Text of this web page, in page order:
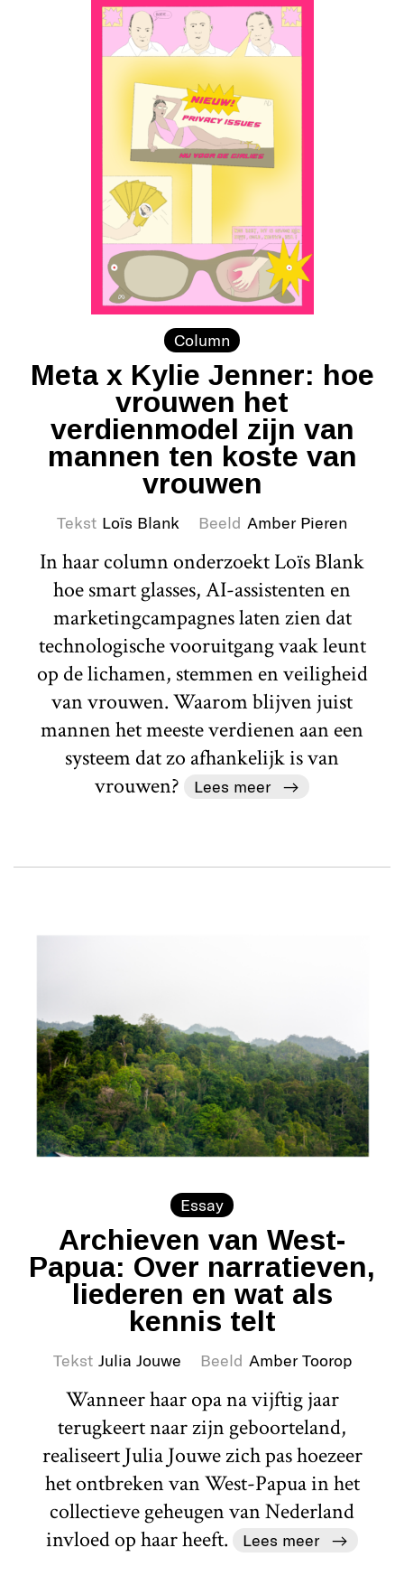
Column
Meta x Kylie Jenner: hoe
vrouwen het
verdienmodel zijn van
mannen ten koste van
vrouwen
Tekst Loïs Blank Beeld Amber Pieren
In haar column onderzoekt Loïs Blank
hoe smart glasses, AI-assistenten en
marketingcampagnes laten zien dat
technologische vooruitgang vaak leunt
op de lichamen, stemmen en veiligheid
van vrouwen. Waarom blijven juist
mannen het meeste verdienen aan een
systeem dat zo afhankelijk is van
vrouwen?
Lees meer
Essay
Archieven van West-
Papua: Over narratieven,
liederen en wat als
kennis telt
Tekst Julia Jouwe Beeld Amber Toorop
Wanneer haar opa na vijftig jaar
terugkeert naar zijn geboorteland,
realiseert Julia Jouwe zich pas hoezeer
het ontbreken van West-Papua in het
collectieve geheugen van Nederland
invloed op haar heeft.
Lees meer